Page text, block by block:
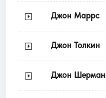
Джон Маррс
Джон Толкин
Джон Шерман